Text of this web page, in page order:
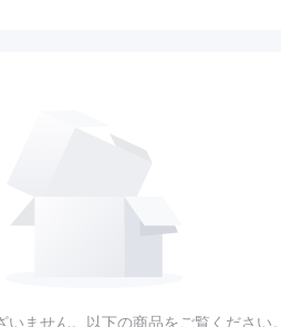
ません。以下の商品をご覧ください